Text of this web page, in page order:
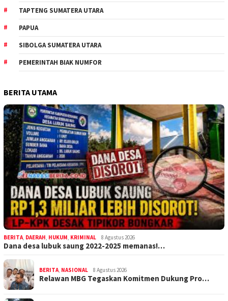
TAPTENG SUMATERA UTARA
PAPUA
SIBOLGA SUMATERA UTARA
PEMERINTAH BIAK NUMFOR
BERITA UTAMA
BERITA, DAERAH, HUKUM, KRIMINAL 8 Agustus 2026
Dana desa lubuk saung 2022-2025 memanas!…
BERITA, NASIONAL 8 Agustus 2026
Relawan MBG Tegaskan Komitmen Dukung Pro…